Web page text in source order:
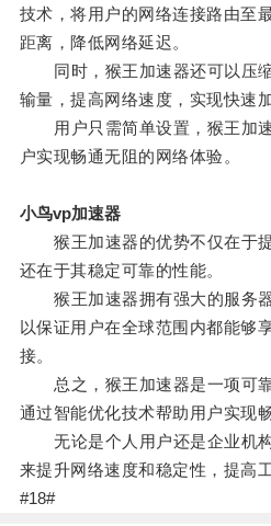
技术，将用户的网络连接路由至
距离，降低网络延迟。
同时，猴王加速器还可以压
输量，提高网络速度，实现快速
用户只需简单设置，猴王加速
户实现畅通无阻的网络体验。
小鸟vp加速器
猴王加速器的优势不仅在于提
还在于其稳定可靠的性能。
猴王加速器拥有强大的服务
以保证用户在全球范围内都能够
接。
总之，猴王加速器是一项可靠
通过智能优化技术帮助用户实现
无论是个人用户还是企业机构
来提升网络速度和稳定性，提高
#18#